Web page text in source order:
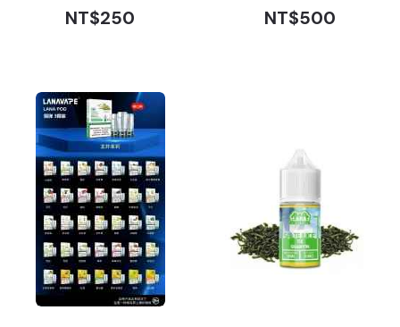
NT$250 NT$500